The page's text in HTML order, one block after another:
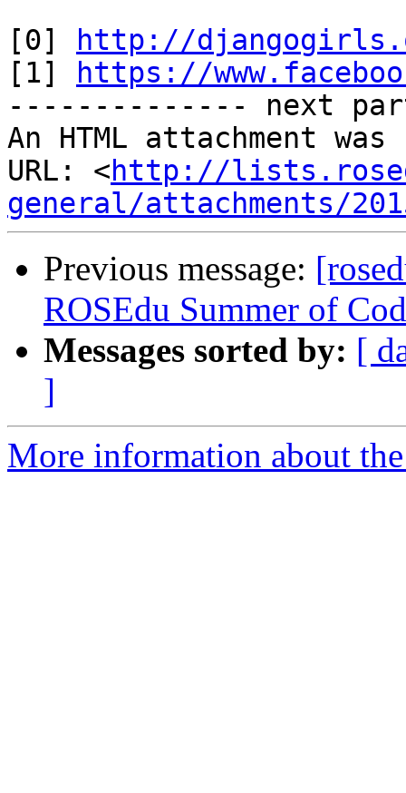
[0]
http://
[1]
https://
-------------- next
An HTML attachment
URL: <http://
general/attachments/
Previous message:
ROSEdu Summer of
Messages sorted by: [
]
More information about